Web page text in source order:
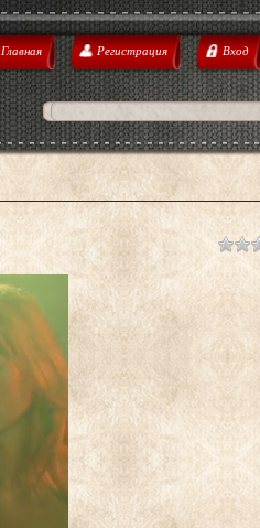
Главная Регистрация Вход